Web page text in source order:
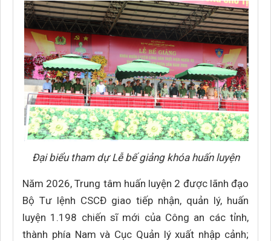
Đại biểu tham dự Lễ bế giảng khóa huấn luyện
Năm 2026, Trung tâm huấn luyện 2 được lãnh đạo
Bộ Tư lệnh CSCĐ giao tiếp nhận, quản lý, huấn
luyện 1.198 chiến sĩ mới của Công an các tỉnh,
thành phía Nam và Cục Quản lý xuất nhập cảnh;